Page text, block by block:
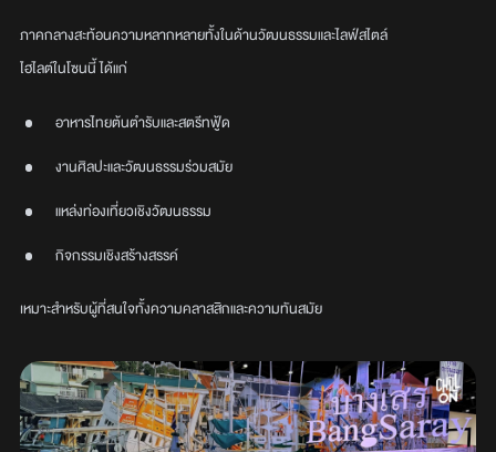
ภาคกลางสะท้อนความหลากหลายทั้งในด้านวัฒนธรรมและไลฟ์สไตล์
ไฮไลต์ในโซนนี้ ได้แก่
อาหารไทยต้นตำรับและสตรีทฟู้ด
งานศิลปะและวัฒนธรรมร่วมสมัย
แหล่งท่องเที่ยวเชิงวัฒนธรรม
กิจกรรมเชิงสร้างสรรค์
เหมาะสำหรับผู้ที่สนใจทั้งความคลาสสิกและความทันสมัย